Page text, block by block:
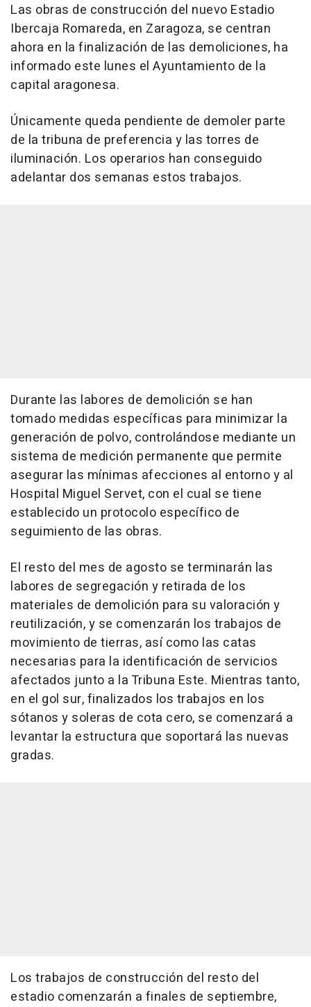
Las obras de construcción del nuevo Estadio
Ibercaja Romareda, en Zaragoza, se centran
ahora en la finalización de las demoliciones, ha
informado este lunes el Ayuntamiento de la
capital aragonesa.
Únicamente queda pendiente de demoler parte
de la tribuna de preferencia y las torres de
iluminación. Los operarios han conseguido
adelantar dos semanas estos trabajos.
Durante las labores de demolición se han
tomado medidas específicas para minimizar la
generación de polvo, controlándose mediante un
sistema de medición permanente que permite
asegurar las mínimas afecciones al entorno y al
Hospital Miguel Servet, con el cual se tiene
establecido un protocolo específico de
seguimiento de las obras.
El resto del mes de agosto se terminarán las
labores de segregación y retirada de los
materiales de demolición para su valoración y
reutilización, y se comenzarán los trabajos de
movimiento de tierras, así como las catas
necesarias para la identificación de servicios
afectados junto a la Tribuna Este. Mientras tanto,
en el gol sur, finalizados los trabajos en los
sótanos y soleras de cota cero, se comenzará a
levantar la estructura que soportará las nuevas
gradas.
Los trabajos de construcción del resto del
estadio comenzarán a finales de septiembre,